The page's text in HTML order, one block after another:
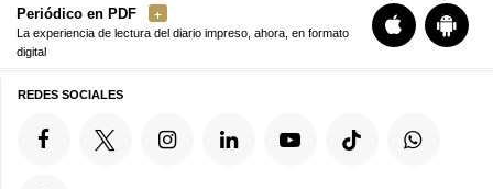
Periódico en PDF
La experiencia de lectura del diario impreso, ahora, en formato
digital
REDES SOCIALES